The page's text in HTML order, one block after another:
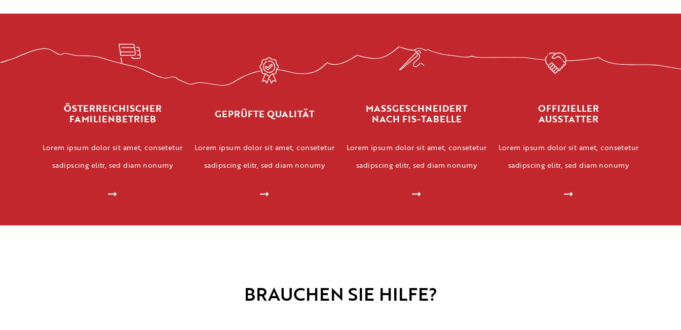
ÖSTERREICHISCHER
FAMILIENBETRIEB
Lorem ipsum dolor sit amet, consetetur
sadipscing elitr, sed diam nonumy
GEPRÜFTE QUALITÄT
Lorem ipsum dolor sit amet, consetetur
sadipscing elitr, sed diam nonumy
MASSGESCHNEIDERT
NACH FIS-TABELLE
Lorem ipsum dolor sit amet, consetetur
sadipscing elitr, sed diam nonumy
OFFIZIELLER
AUSSTATTER
Lorem ipsum dolor sit amet, consetetur
sadipscing elitr, sed diam nonumy
BRAUCHEN SIE HILFE?